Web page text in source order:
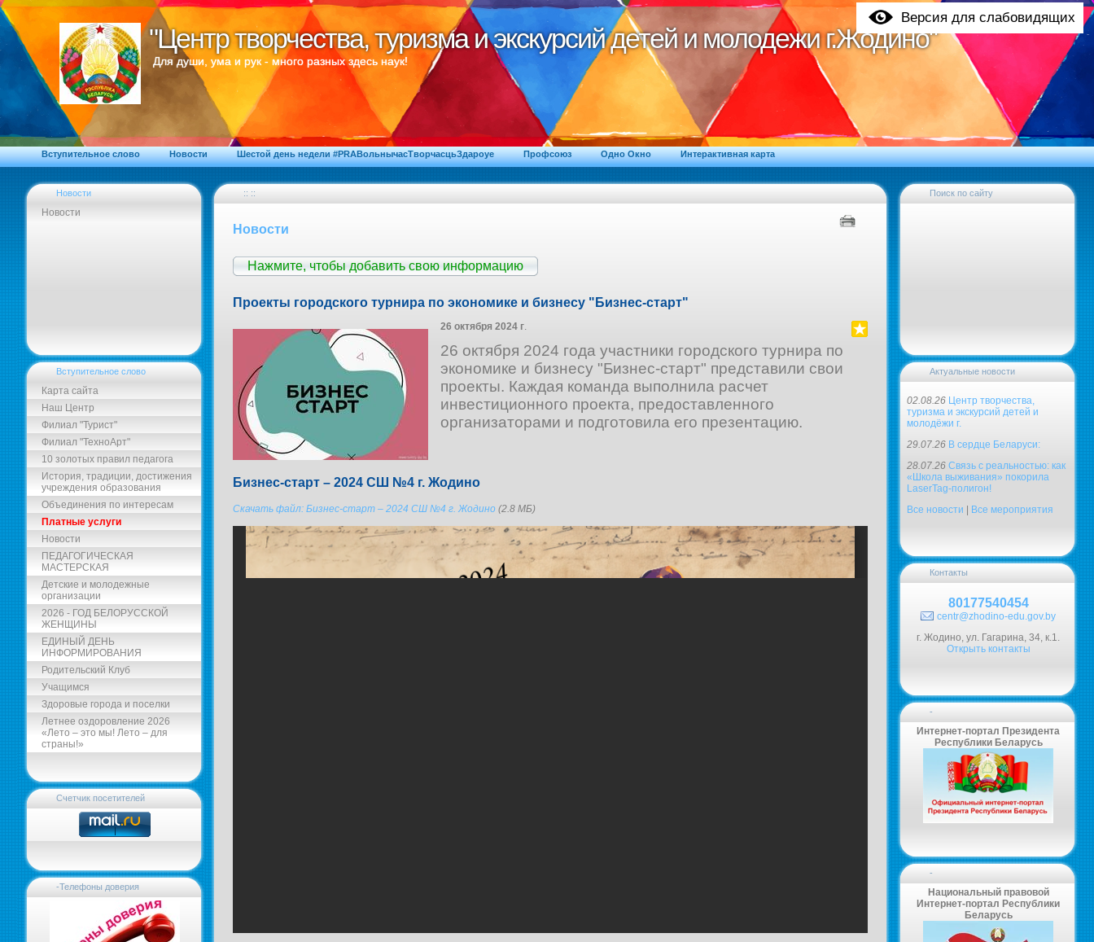
Версия для слабовидящих
"Центр творчества, туризма и экскурсий детей и молодежи г.Жодино"
"Центр творчества, туризма и экскурсий детей и молодежи г.Жодино"
Для души, ума и рук - много разных здесь наук!
Вступительное слово Новости Шестой день недели #PRAВольнычасТворчасцьЗдароуе Профсоюз Одно Окно Интерактивная карта
Новости
Новости
Вступительное слово
Карта сайта
Наш Центр
Филиал "Турист"
Филиал "ТехноАрт"
10 золотых правил педагога
История, традиции, достижения
учреждения образования
Объединения по интересам
Платные услуги
Новости
ПЕДАГОГИЧЕСКАЯ
МАСТЕРСКАЯ
Детские и молодежные
организации
2026 - ГОД БЕЛОРУССКОЙ
ЖЕНЩИНЫ
ЕДИНЫЙ ДЕНЬ
ИНФОРМИРОВАНИЯ
Родительский Клуб
Учащимся
Здоровые города и поселки
Летнее оздоровление 2026
«Лето – это мы! Лето – для
страны!»
Счетчик посетителей
-Телефоны доверия
:: ::
Новости
Нажмите, чтобы добавить свою информацию
Проекты городского турнира по экономике и бизнесу "Бизнес-старт"
26 октября 2024 г.
26 октября 2024 года участники городского турнира по
экономике и бизнесу "Бизнес-старт" представили свои
проекты. Каждая команда выполнила расчет
инвестиционного проекта, предоставленного
организаторами и подготовила его презентацию.
Бизнес-старт – 2024 СШ №4 г. Жодино
Скачать файл: Бизнес-старт – 2024 СШ №4 г. Жодино (2.8 МБ)
Поиск по сайту
Актуальные новости
02.08.26 Центр творчества,
туризма и экскурсий детей и
молодёжи г.
29.07.26 В сердце Беларуси:
28.07.26 Связь с реальностью: как
«Школа выживания» покорила
LaserTag-полигон!
Все новости
Все мероприятия
Контакты
80177540454
centr@zhodino-edu.gov.by
г. Жодино, ул. Гагарина, 34, к.1.
Открыть контакты
-
Интернет-портал Президента
Республики Беларусь
-
Национальный правовой
Интернет-портал Республики
Беларусь